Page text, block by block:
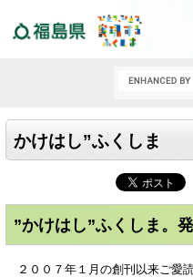
かけはし”ふくしま
”かけはし”ふくしま。
２００７年１月の創刊以来ご愛